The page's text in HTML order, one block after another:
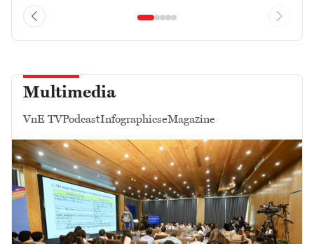
Multimedia
VnE TVPodcastInfographicseMagazine